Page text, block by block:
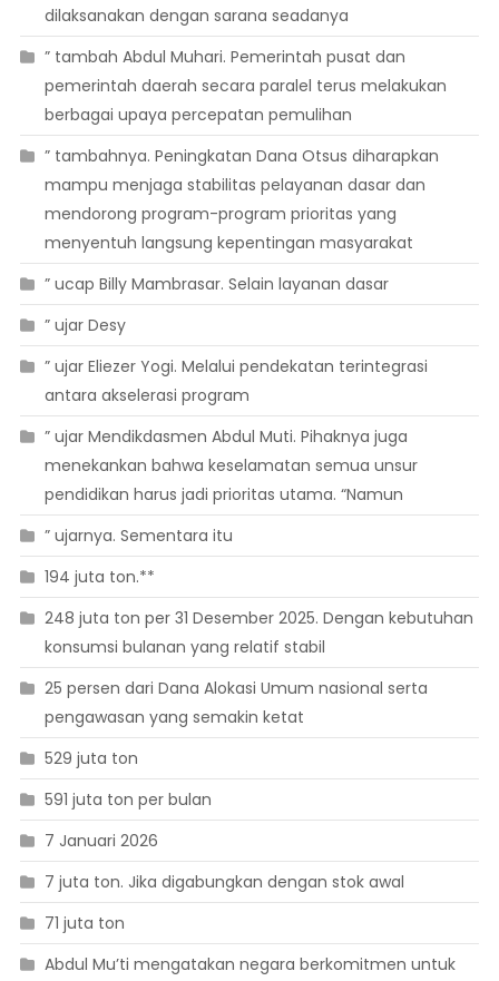
dilaksanakan dengan sarana seadanya
” tambah Abdul Muhari. Pemerintah pusat dan
pemerintah daerah secara paralel terus melakukan
berbagai upaya percepatan pemulihan
” tambahnya. Peningkatan Dana Otsus diharapkan
mampu menjaga stabilitas pelayanan dasar dan
mendorong program-program prioritas yang
menyentuh langsung kepentingan masyarakat
” ucap Billy Mambrasar. Selain layanan dasar
” ujar Desy
” ujar Eliezer Yogi. Melalui pendekatan terintegrasi
antara akselerasi program
” ujar Mendikdasmen Abdul Muti. Pihaknya juga
menekankan bahwa keselamatan semua unsur
pendidikan harus jadi prioritas utama. “Namun
” ujarnya. Sementara itu
194 juta ton.**
248 juta ton per 31 Desember 2025. Dengan kebutuhan
konsumsi bulanan yang relatif stabil
25 persen dari Dana Alokasi Umum nasional serta
pengawasan yang semakin ketat
529 juta ton
591 juta ton per bulan
7 Januari 2026
7 juta ton. Jika digabungkan dengan stok awal
71 juta ton
Abdul Mu’ti mengatakan negara berkomitmen untuk